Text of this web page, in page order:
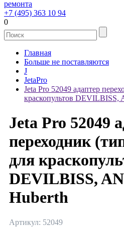
+7 (495) 363 10 94
0
Главная
Больше не поставляются
J
JetaPro
Jeta Pro 52049 адаптер
краскопультов DEVILBISS,
Jeta Pro 52049
переходник
для
DEVILBISS,
Huberth
Артикул: 52049